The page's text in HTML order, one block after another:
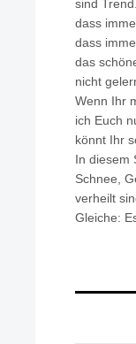
sind
dass
dass
das
nicht
Wenn Ihr
ich Euch
könnt Ihr
In diesem
Schnee,
verheilt
Gleiche: